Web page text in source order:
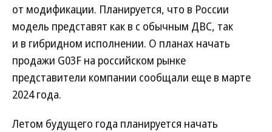
от модификации. Планируется, что в России
модель представят как в с обычным ДВС, так
и в гибридном исполнении. О планах начать
продажи G03F на российском рынке
представители компании сообщали еще в марте
2024 года.
Летом будущего года планируется начать